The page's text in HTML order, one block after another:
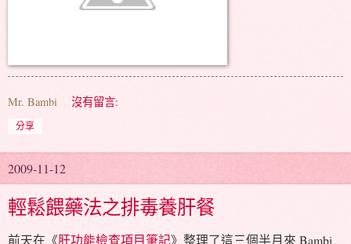
Mr. Bambi 沒有留言:
分享
2009-11-12
輕鬆餵藥法之排毒養肝餐
前天在《肝功能檢查項目筆記》整理了這三個半月來 Bambi